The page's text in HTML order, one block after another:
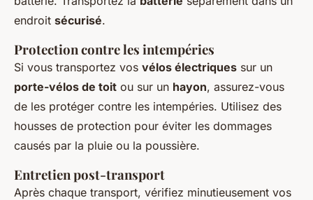
endroit sécurisé.
Protection contre les intempéries
Si vous transportez vos vélos électriques sur un
porte-vélos de toit ou sur un hayon, assurez-vous
de les protéger contre les intempéries. Utilisez des
housses de protection pour éviter les dommages
causés par la pluie ou la poussière.
Entretien post-transport
Après chaque transport, vérifiez minutieusement vos